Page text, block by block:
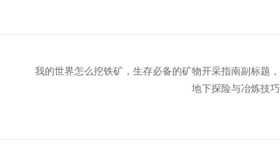
我的世界怎么挖铁矿，生存必备的矿物开采指南副标题，
地下探险与冶炼技巧